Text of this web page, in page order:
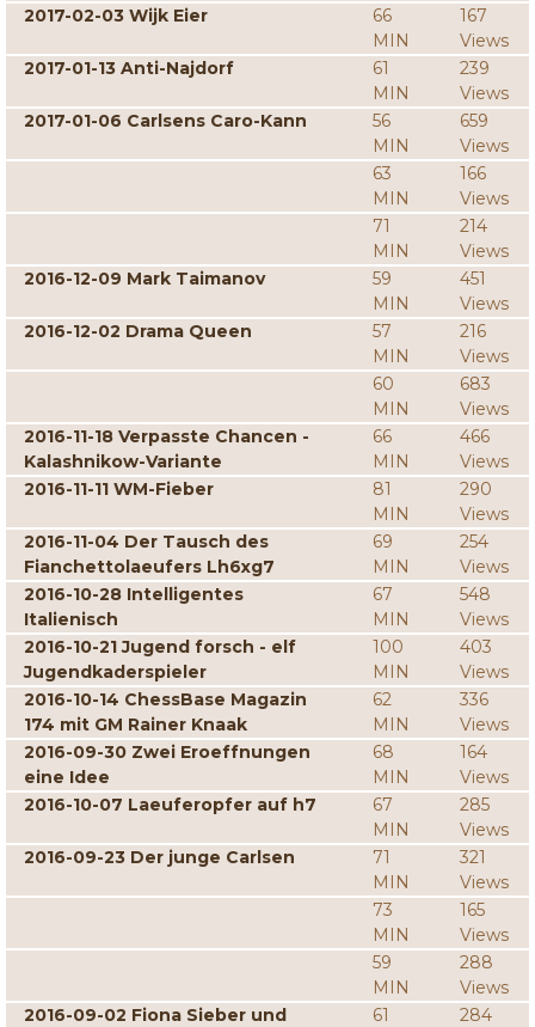
2017-02-03 Wijk Eier
66
MIN
167
Views
2017-01-13 Anti-Najdorf
61
MIN
239
Views
2017-01-06 Carlsens Caro-Kann
56
MIN
659
Views
63
MIN
166
Views
71
MIN
214
Views
2016-12-09 Mark Taimanov
59
MIN
451
Views
2016-12-02 Drama Queen
57
MIN
216
Views
60
MIN
683
Views
2016-11-18 Verpasste Chancen -
Kalashnikow-Variante
66
MIN
466
Views
2016-11-11 WM-Fieber
81
MIN
290
Views
2016-11-04 Der Tausch des
Fianchettolaeufers Lh6xg7
69
MIN
254
Views
2016-10-28 Intelligentes
Italienisch
67
MIN
548
Views
2016-10-21 Jugend forsch - elf
Jugendkaderspieler
100
MIN
403
Views
2016-10-14 ChessBase Magazin
174 mit GM Rainer Knaak
62
MIN
336
Views
2016-09-30 Zwei Eroeffnungen
eine Idee
68
MIN
164
Views
2016-10-07 Laeuferopfer auf h7
67
MIN
285
Views
2016-09-23 Der junge Carlsen
71
MIN
321
Views
73
MIN
165
Views
59
MIN
288
Views
2016-09-02 Fiona Sieber und
61
284